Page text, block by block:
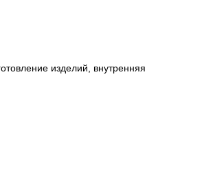
изделий, внутренняя